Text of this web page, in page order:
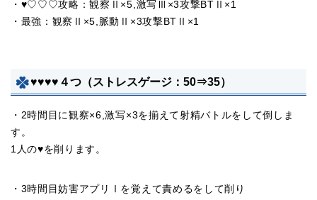
・♥♡♡♡攻略：観察Ⅱ×5,激写Ⅲ×3攻撃BTⅡ×1
・最強：観察Ⅱ×5,脈動Ⅱ×3攻撃BTⅡ×1
♥♥♥♥４つ（ストレスゲージ：50⇒35）
・2時間目に観察×6,激写×3を揃えて射精バトルをして倒しま
す。
1人の♥を削ります。
・3時間目妨害アプリⅠを覚えて責めるをして削り